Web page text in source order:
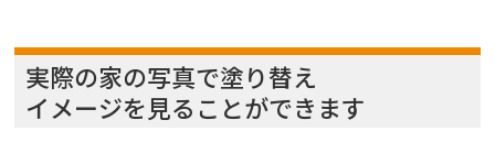
実際の家の写真で塗り替え
イメージを見ることができます